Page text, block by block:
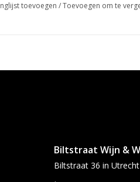
toffee gevolgd door vanille en
in de aanzet toffee,
peper. De afdronk is lang en
toevoegen /Toevoegen om te
Biltstraat Wijn &
Biltstraat 36 in Utrecht